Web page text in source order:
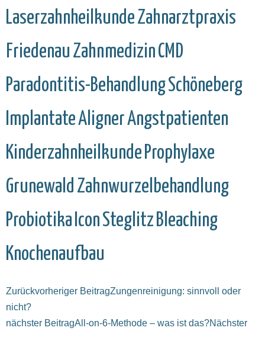
LaserzahnheilkundeZahnarztpraxis
Friedenau ZahnmedizinCMD
Paradontitis-BehandlungSchöneberg
ImplantateAlignerAngstpatienten
Kinderzahnheilkunde Prophylaxe
Grunewald Zahnwurzelbehandlung
Probiotika IconSteglitz Bleaching
Knochenaufbau
Zurückvorheriger BeitragZungen­reinigung: sinn­voll oder
nicht?
nächster BeitragAll-on-6-Methode – was ist das?Nächster